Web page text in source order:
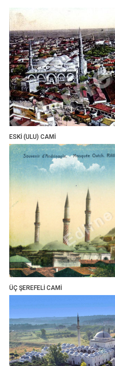
ESKİ (ULU) CAMİ
ÜÇ ŞEREFELİ CAMİ